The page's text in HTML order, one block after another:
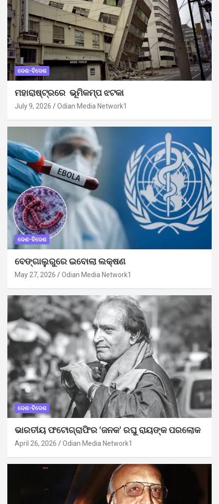
ଦେଶ-ବିଦେଶ
ମହାରାଷ୍ଟ୍ରରେ ଭୂମିକମ୍ପ ଝଟକା
July 9, 2026 Odian Media Network1
ଦେଶ-ବିଦେଶ
ବେଙ୍ଗାଲୁରୁରେ ଇବୋଲା ଲକ୍ଷଣ
May 27, 2026 Odian Media Network1
ଦେଶ-ବିଦେଶ
ଭାରତୀୟ ଫଟୋଗ୍ରାଫିର ‘ଜନକ’ ରଘୁ ରାୟଙ୍କ ପରଲୋକ
April 26, 2026 Odian Media Network1